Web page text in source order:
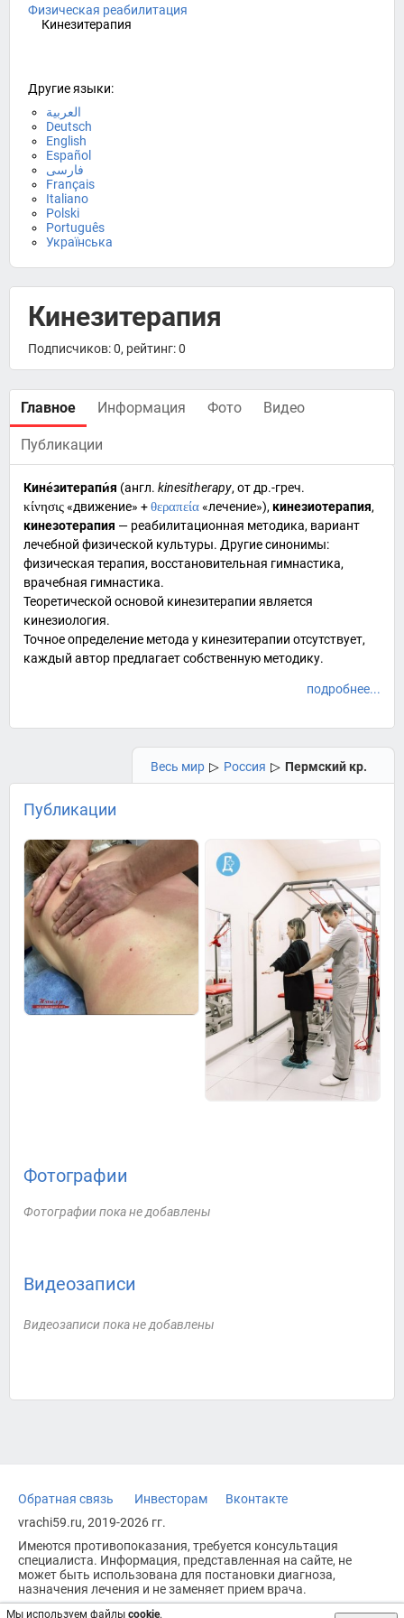
Мы используем файлы cookie.
Физическая реабилитация
Кинезитерапия
Другие языки:
العربية
Deutsch
English
Español
فارسی
Français
Italiano
Polski
Português
Українська
Кинезитерапия
Подписчиков: 0, рейтинг: 0
Главное Информация Фото Видео
Публикации
Кине́зитерапи́я (англ. kinesitherapy, от др.-греч.
κίνησις«движение» +θεραπεία«лечение»), кинезиотерапия,
кинезотерапия — реабилитационная методика, вариант
лечебной физической культуры. Другие синонимы:
физическая терапия, восстановительная гимнастика,
врачебная гимнастика.
Теоретической основой кинезитерапии является
кинезиология.
Точное определение метода у кинезитерапии отсутствует,
каждый автор предлагает собственную методику.
подробнее...
Весь мир ▷ Россия ▷ Пермский кр.
Публикации
Фотографии
Фотографии пока не добавлены
Видеозаписи
Видеозаписи пока не добавлены
Обратная связь Инвесторам
Вконтакте
vrachi59.ru, 2019-2026 гг.
Имеются противопоказания, требуется консультация
специалиста. Информация, представленная на сайте, не
может быть использована для постановки диагноза,
назначения лечения и не заменяет прием врача.
Возрастное ограничение: 18+